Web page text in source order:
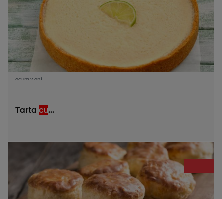
acum 7 ani
Tarta cu...